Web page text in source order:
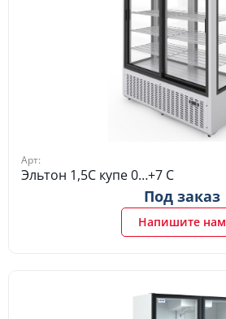
Арт:
Эльтон 1,5С купе 0…+7 C
Под заказ
Напишите нам